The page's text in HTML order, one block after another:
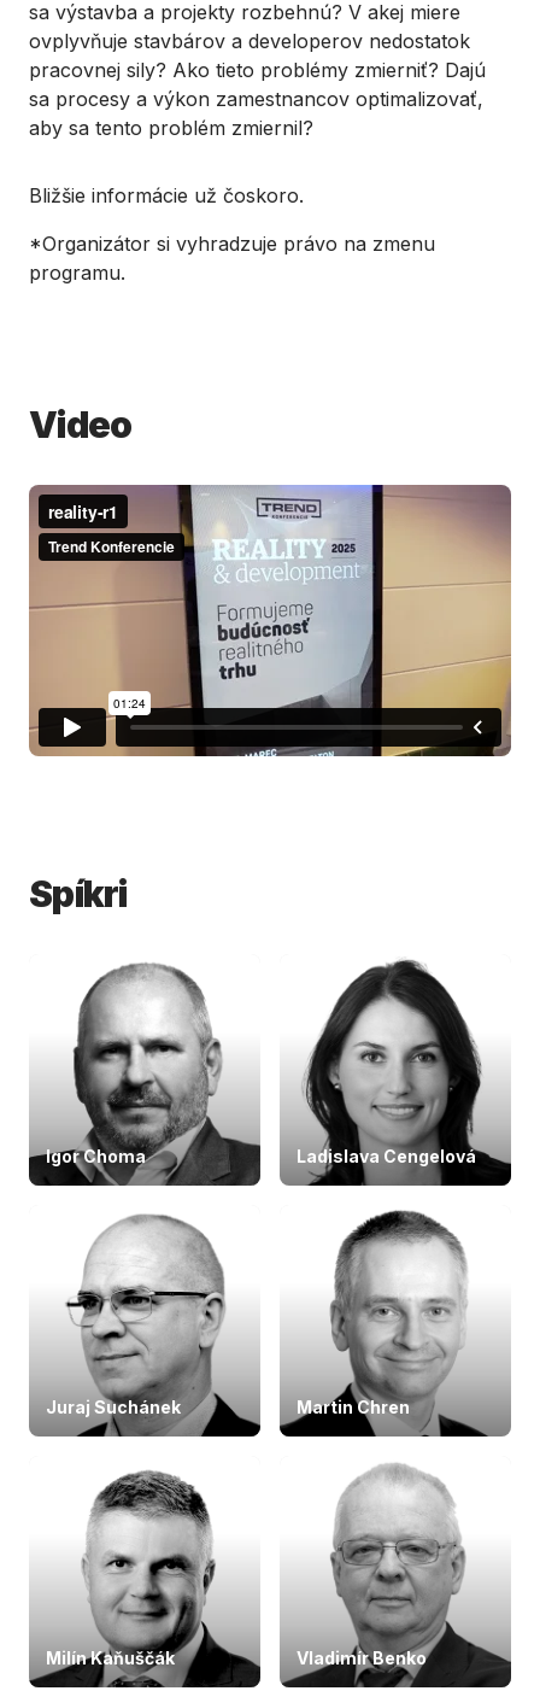
sa výstavba a projekty rozbehnú? V akej miere
ovplyvňuje stavbárov a developerov nedostatok
pracovnej sily? Ako tieto problémy zmierniť? Dajú
sa procesy a výkon zamestnancov optimalizovať,
aby sa tento problém zmiernil?
Bližšie informácie už čoskoro.
*Organizátor si vyhradzuje právo na zmenu
programu.
Video
Spíkri
Igor Choma Ladislava Cengelová
Juraj Suchánek Martin Chren
Milín Kaňuščák Vladimír Benko